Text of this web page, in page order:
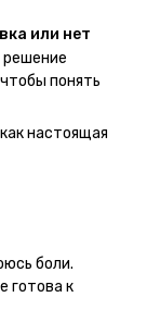
мило. Я уже
Всё очень
меня стала
будет
и
или нет
решение
понять
делать
не понравится
настоящая
боли.
готова к
такая